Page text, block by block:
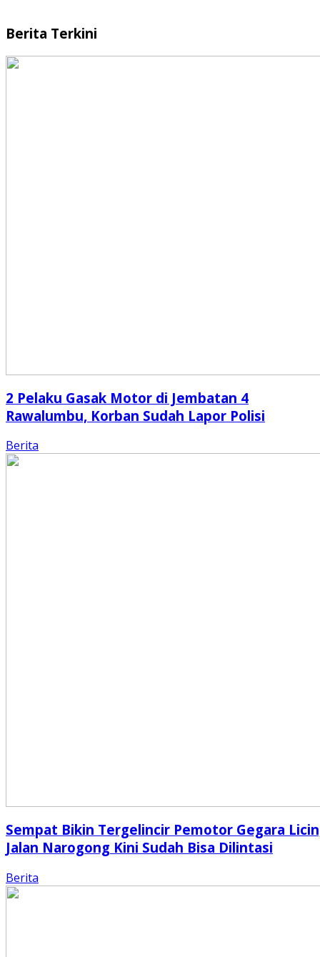
Berita Terkini
2 Pelaku Gasak Motor di Jembatan 4
Rawalumbu, Korban Sudah Lapor Polisi
Berita
Sempat Bikin Tergelincir Pemotor Gegara
Jalan Narogong Kini Sudah Bisa Dilintasi
Berita